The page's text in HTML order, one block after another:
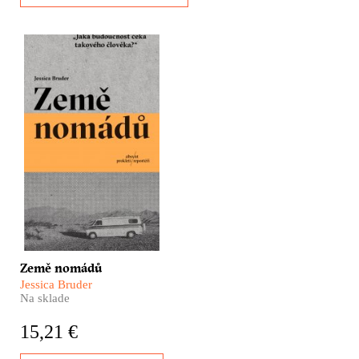
Tvrdé probuzení z
amerického snu.
Novodobí kočovníci bydlí
ve svých karavanech a
šancí na přežití je život na
cestě od jedné sezónní
práce k druhé. Knižní
předloha stejnojmenného
filmu režisérky Chloe
Zhao ověnčená Oscary za
nejlepší film, režii a
ženský herecký výkon.
Země nomádů
Jessica Bruder
Na sklade
15,21 €